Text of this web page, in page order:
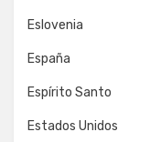
Eslovenia
España
Espírito Santo
Estados Unidos